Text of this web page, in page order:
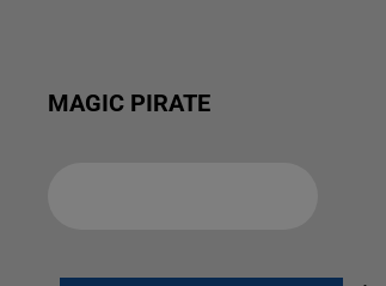
MAGIC PIRATE